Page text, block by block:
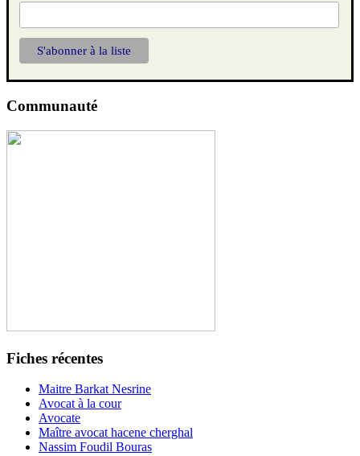
Communauté
Fiches récentes
Maitre Barkat Nesrine
Avocat à la cour
Avocate
Maître avocat hacene cherghal
Nassim Foudil Bouras